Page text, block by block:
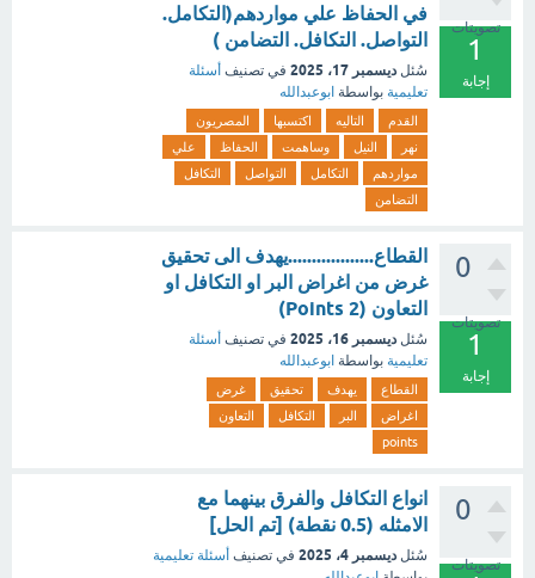
تصويتات
1
إجابة
في الحفاظ علي مواردهم(التكامل.
التواصل. التكافل. التضامن )
سُئل ديسمبر 17، 2025 في تصنيف أسئلة
تعليمية بواسطة ابوعبدالله
القدم التاليه اكتسبها
المصريون
نهر
النيل وساهمت الحفاظ
علي
مواردهم
التكامل التواصل
التكافل
التضامن
0
تصويتات
1
إجابة
القطاع..................يهدف الى تحقيق
غرض من اغراض البر او التكافل او
التعاون (2 Points)
سُئل ديسمبر 16، 2025 في تصنيف أسئلة
تعليمية بواسطة ابوعبدالله
القطاع يهدف تحقيق
غرض
اغراض
البر التكافل
التعاون
points
0
تصويتات
انواع التكافل والفرق بينهما مع
الامثله (0.5 نقطة) [تم الحل]
سُئل ديسمبر 4، 2025 في تصنيف أسئلة تعليمية